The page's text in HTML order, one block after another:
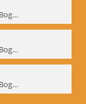
Phoenix Ensemble und Gennadij Bogdanow; BM-img-105-1
Phoenix Ensemble und Gennadij Bogdanow; BM-img-105-2
Phoenix Ensemble und Gennadij Bogdanow; BM-img-105-3